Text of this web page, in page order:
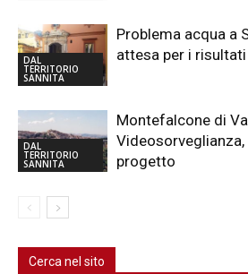
DAL
TERRITORIO
SANNITA
Problema acqua a
attesa per i
DAL
TERRITORIO
SANNITA
Montefalcone di
Videosorveglianza,
progetto
Cerca nel sito